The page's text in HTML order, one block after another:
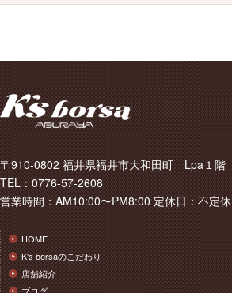
〒910-0802 福井県福井市大和田町 Lpa１階
TEL：0776-57-2608
営業時間：AM10:00〜PM8:00 定休日：不定休
HOME
K's borsaのこだわり
店舗紹介